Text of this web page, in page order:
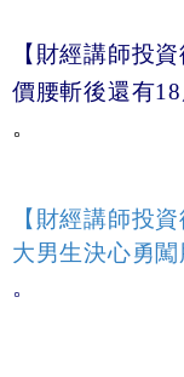
【財經講師投
價腰斬後還有18
。
【財經講師投
大男生決心勇
。